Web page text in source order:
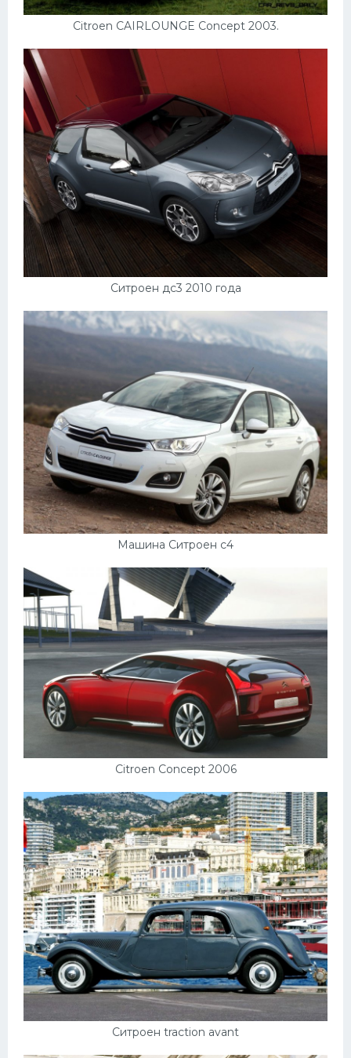
Citroen CAIRLOUNGE Concept 2003.
Ситроен дс3 2010 года
Машина Ситроен с4
Citroen Concept 2006
Ситроен traction avant